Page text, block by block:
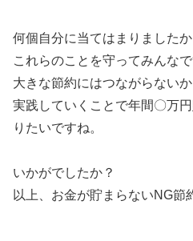
何個自分に当てはまりましたか
これらのことを守ってみんな
大きな節約にはつながらない
実践していくことで年間〇万
りたいですね。
いかがでしたか？
以上、お金が貯まらないNG節